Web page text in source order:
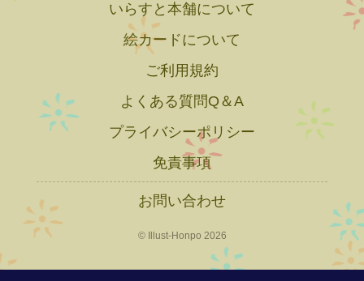
いらすと本舗について
絵カードについて
ご利用規約
よくある質問Q＆A
プライバシーポリシー
免責事項
お問い合わせ
© Illust-Honpo 2026